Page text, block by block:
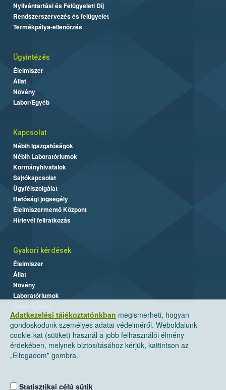
Adatkezelési tájékoztatónkban megismerheti, hogyan
gondoskodunk személyes adatai védelméről. Weboldalunk
cookie-kat (sütiket) használ a jobb felhasználói élmény
érdekében, melynek biztosításához kérjük, kattintson az
„Elfogadom” gombra.
Statisztikai célú sütik
Nyilvántartási és Felügyeleti Díj
Rendszerszervezés és felügyelet
Termékpálya-ellenőrzés
Ügyintézés
Élelmiszer
Állat
Növény
Labor/Egyéb
Kapcsolat
Nébih Igazgatóságok
Nébih Laboratóriumok
Kormányhivatalok
Sajtókapcsolat
Ügyfélszolgálat
Hatósági jogsegély
Élelmiszermentő Központ
Hírlevél feliratkozás
Gyakori kérdések
Élelmiszer
Állat
Növény
Laboratóriumok